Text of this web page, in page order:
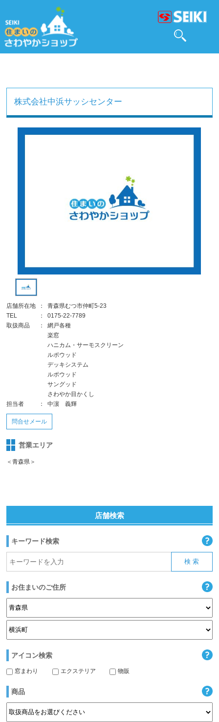
株式会社中浜サッシセンター
店舗所在地 ：
青森県むつ市仲町5-23
TEL
：
0175-22-7789
取扱商品
：
網戸各種
楽窓
ハニカム・サーモスクリーン
ルポウッド
デッキシステム
ルポウッド
サングッド
さわやか目かくし
担当者
： 中濵 義輝
問合せメール
営業エリア
＜青森県＞
店舗検索
キーワード検索
お住まいのご住所
アイコン検索
窓まわり エクステリア 物販
商品